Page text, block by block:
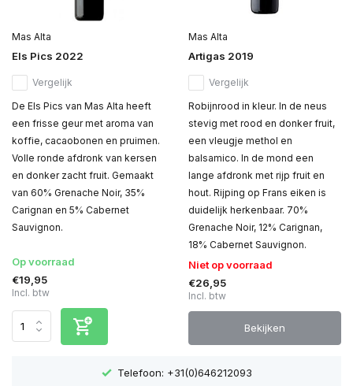
Mas Alta
Els Pics 2022
Vergelijk
De Els Pics van Mas Alta heeft
een frisse geur met aroma van
koffie, cacaobonen en pruimen.
Volle ronde afdronk van kersen
en donker zacht fruit. Gemaakt
van 60% Grenache Noir, 35%
Carignan en 5% Cabernet
Sauvignon.
Op voorraad
€19,95
Incl. btw
Mas Alta
Artigas 2019
Vergelijk
Robijnrood in kleur. In de neus
stevig met rood en donker fruit,
een vleugje methol en
balsamico. In de mond een
lange afdronk met rijp fruit en
hout. Rijping op Frans eiken is
duidelijk herkenbaar. 70%
Grenache Noir, 12% Carignan,
18% Cabernet Sauvignon.
Niet op voorraad
€26,95
Incl. btw
Bekijken
Telefoon: +31(0)646212093